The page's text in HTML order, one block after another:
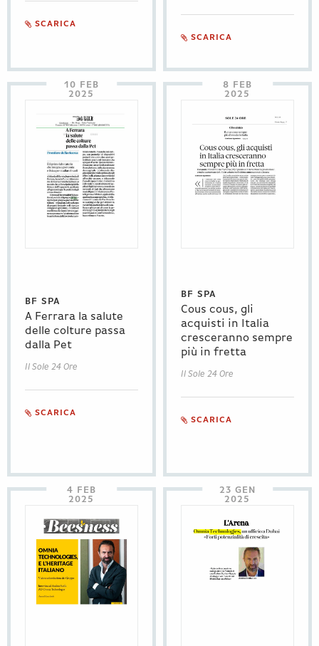
SCARICA
SCARICA
10 FEB
2025
BF SPA
A Ferrara la salute
delle colture passa
dalla Pet
Il Sole 24 Ore
SCARICA
8 FEB
2025
BF SPA
Cous cous, gli
acquisti in Italia
cresceranno sempre
più in fretta
Il Sole 24 Ore
SCARICA
4 FEB
2025
23 GEN
2025